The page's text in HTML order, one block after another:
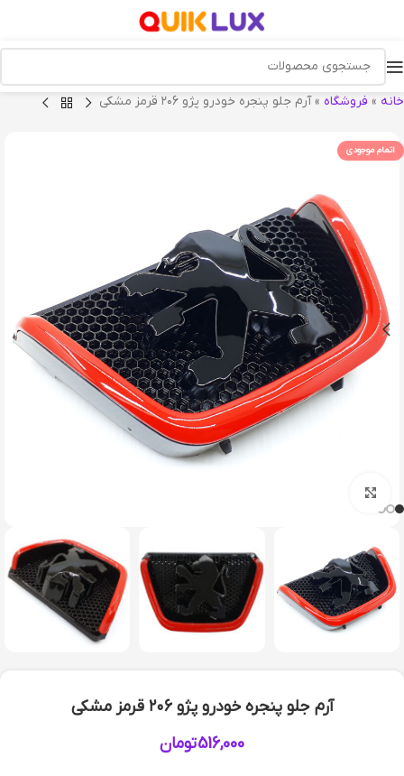
خانه » فروشگاه »آرم جلو پنجره خودرو پژو ۲۰6 قرمز مشکی
اتمام موجودی
آرم جلو پنجره خودرو پژو ۲۰6 قرمز مشکی
516,000تومان